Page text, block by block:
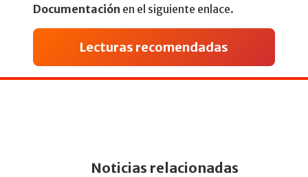
Documentación en el siguiente enlace.
Lecturas recomendadas
Noticias relacionadas